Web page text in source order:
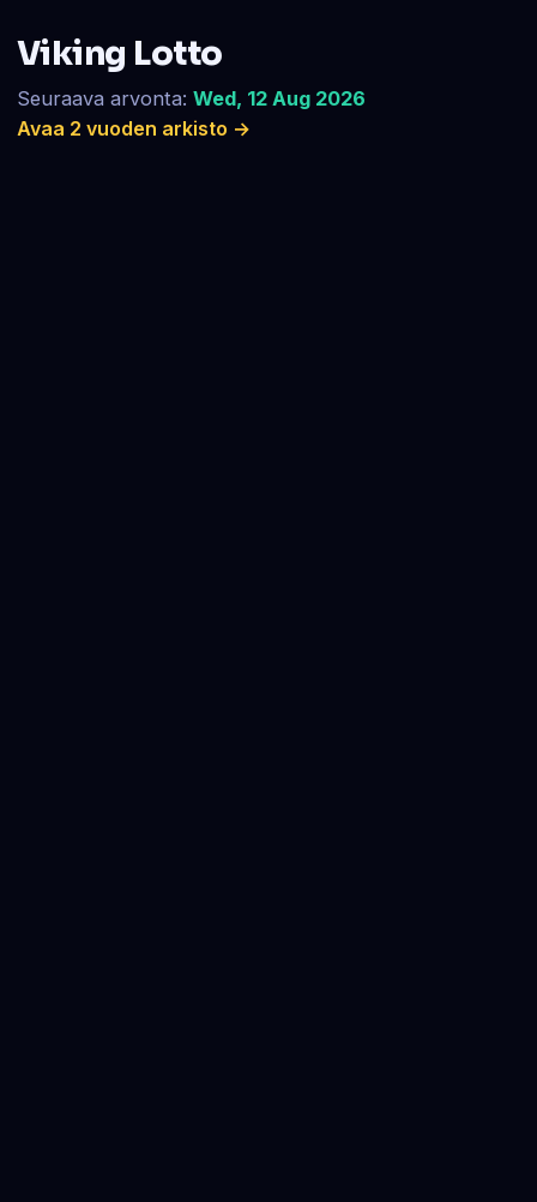
Viking Lotto
Seuraava arvonta: Wed, 12 Aug 2026
Avaa 2 vuoden arkisto →